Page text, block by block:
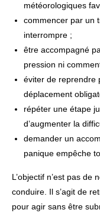
météorologiques
commencer par un
interrompre ;
être accompagné
pression ni
éviter de reprendre
déplacement
répéter une étape
d’augmenter la
demander un
panique empêche
L’objectif n’est pas
conduire. Il s’agit de
pour agir sans être